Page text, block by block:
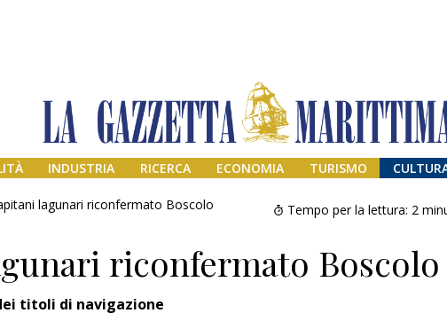
INDUSTRIA RICERCA ECONOMIA TURISMO
lagunari riconfermato Boscolo Tempo per la lettura: 2
riconfermato Boscolo
titoli di navigazione